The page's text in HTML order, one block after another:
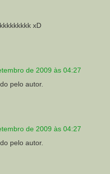
xD
de 2009 às 04:27
pelo autor.
de 2009 às 04:27
pelo autor.